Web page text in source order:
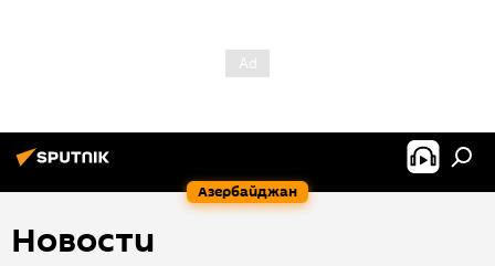
Азербайджан
Новости